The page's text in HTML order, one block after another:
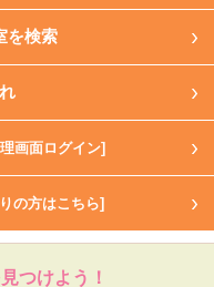
を検索
画面ログイン]
の方はこちら]
つけよう！